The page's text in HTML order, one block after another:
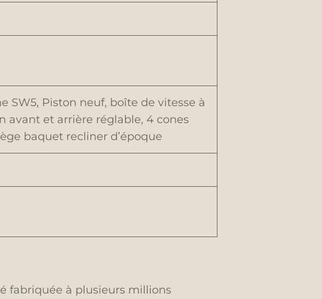
SW5, Piston neuf, boîte de vitesse à
avant et arrière réglable, 4 cones
baquet recliner d’époque
fabriquée à plusieurs millions